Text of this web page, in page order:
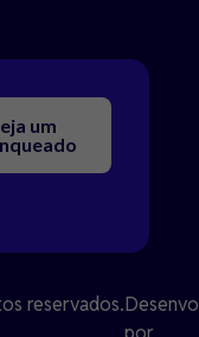
um
reservados.